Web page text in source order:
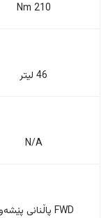
210 Nm
46 لیتر
N/A
FWD پاڵنانی پێشەوە